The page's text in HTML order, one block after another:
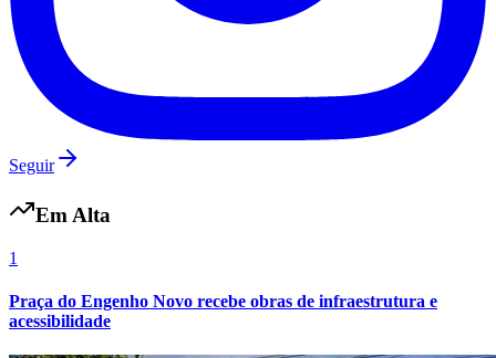
Seguir
Em Alta
1
Praça do Engenho Novo recebe obras de infraestrutura e
acessibilidade